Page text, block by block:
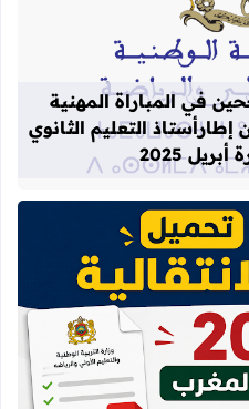
قراءة المزيد عن لوائح نهائية بأسماء
في المباراة المهنية
التعليم الثانوي
2025
قراءة المزيد عن نتائج الحركة